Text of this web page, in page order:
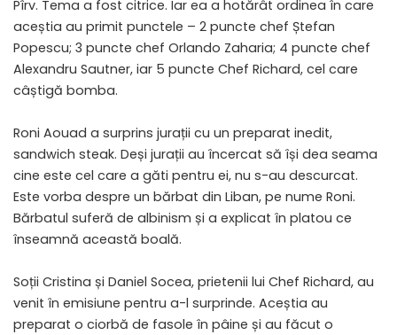
Pîrv. Tema a fost citrice. Iar ea a hotărât ordinea în care
aceștia au primit punctele – 2 puncte chef Ștefan
Popescu; 3 puncte chef Orlando Zaharia; 4 puncte chef
Alexandru Sautner, iar 5 puncte Chef Richard, cel care
câștigă bomba.
Roni Aouad a surprins jurații cu un preparat inedit,
sandwich steak. Deși jurații au încercat să își dea seama
cine este cel care a găti pentru ei, nu s-au descurcat.
Este vorba despre un bărbat din Liban, pe nume Roni.
Bărbatul suferă de albinism și a explicat în platou ce
înseamnă această boală.
Soții Cristina și Daniel Socea, prietenii lui Chef Richard, au
venit în emisiune pentru a-l surprinde. Aceștia au
preparat o ciorbă de fasole în pâine și au făcut o